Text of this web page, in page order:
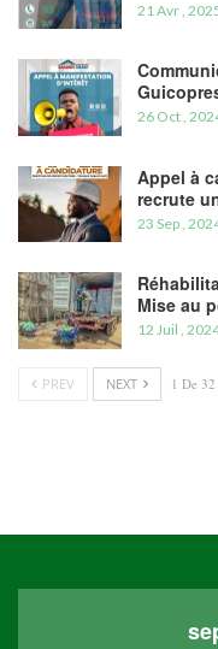
21 Avr ,
26 Oct ,
Appel à
recrute
23 Sep ,
Mise au
12 Juil ,
PREV NEXT 1 De 32